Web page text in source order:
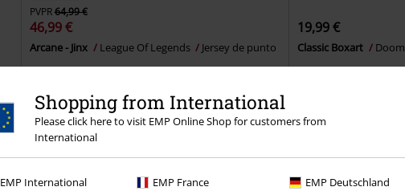
Shopping from International
Please click here to visit EMP Online Shop for customers from
International
EMP International EMP France EMP Deutschland
PVPR64,99 €
46,99 €
Arcane - Jinx League Of Legends Jersey de punto
19,99 €
Classic Boxart Doom